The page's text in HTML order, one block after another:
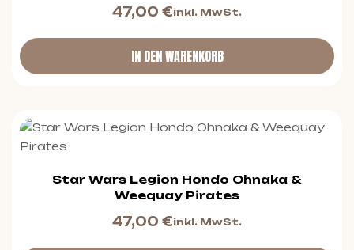
47,00 €inkl. MwSt.
IN DEN WARENKORB
Star Wars Legion Hondo Ohnaka &
Weequay Pirates
47,00 €inkl. MwSt.